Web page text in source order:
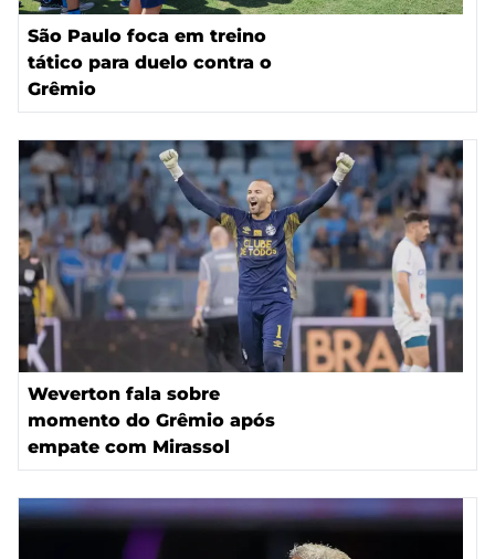
São Paulo foca em treino
tático para duelo contra o
Grêmio
Weverton fala sobre
momento do Grêmio após
empate com Mirassol